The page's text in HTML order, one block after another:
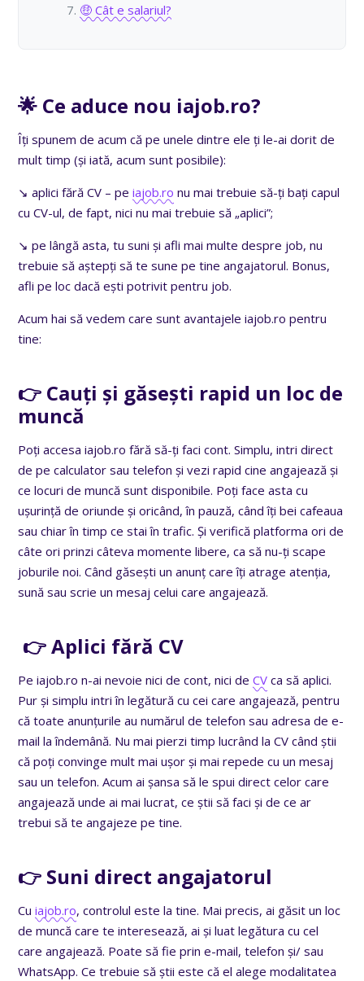
🤑 Cât e salariul?
🌟 Ce aduce nou iajob.ro?
Îți spunem de acum că pe unele dintre ele ți le-ai dorit de
mult timp (și iată, acum sunt posibile):
↘️ aplici fără CV – peiajob.ro nu mai trebuie să-ți bați capul
cu CV-ul, de fapt, nici nu mai trebuie să „aplici”;
↘️pe lângă asta, tu suni și afli mai multe despre job, nu
trebuie să aștepți să te sune pe tine angajatorul. Bonus,
afli pe loc dacă ești potrivit pentru job.
Acum hai să vedem care sunt avantajele iajob.ro pentru
tine:
👉 Cauți și găsești rapid un loc de
muncă
Poți accesa iajob.ro fără să-ți faci cont. Simplu, intri direct
de pe calculator sau telefon și vezi rapid cine angajează și
ce locuri de muncă sunt disponibile. Poți face asta cu
ușurință de oriunde și oricând, în pauză, când îți bei cafeaua
sau chiar în timp ce stai în trafic. Și verifică platforma ori de
câte ori prinzi câteva momente libere, ca să nu-ți scape
joburile noi. Când găsești un anunț care îți atrage atenția,
sună sau scrie un mesaj celui care angajează.
👉 Aplici fără CV
Pe iajob.ro n-ai nevoie nici de cont, nici deCV ca să aplici.
Pur și simplu intri în legătură cu cei care angajează, pentru
că toate anunțurile au numărul de telefon sau adresa de e-
mail la îndemână. Nu mai pierzi timp lucrând la CV când știi
că poți convinge mult mai ușor și mai repede cu un mesaj
sau un telefon. Acum ai șansa să le spui direct celor care
angajează unde ai mai lucrat, ce știi să faci și de ce ar
trebui să te angajeze pe tine.
👉 Suni direct angajatorul
Cuiajob.ro, controlul este la tine. Mai precis, ai găsit un loc
de muncă care te interesează, ai și luat legătura cu cel
care angajează. Poate să fie prin e-mail, telefon și/ sau
WhatsApp. Ce trebuie să știi este că el alege modalitatea